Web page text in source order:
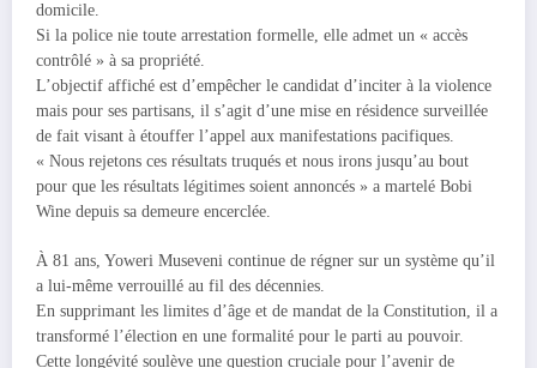
domicile.
Si la police nie toute arrestation formelle, elle admet un « accès
contrôlé » à sa propriété.
L’objectif affiché est d’empêcher le candidat d’inciter à la violence
mais pour ses partisans, il s’agit d’une mise en résidence surveillée
de fait visant à étouffer l’appel aux manifestations pacifiques.
« Nous rejetons ces résultats truqués et nous irons jusqu’au bout
pour que les résultats légitimes soient annoncés » a martelé Bobi
Wine depuis sa demeure encerclée.
À 81 ans, Yoweri Museveni continue de régner sur un système qu’il
a lui-même verrouillé au fil des décennies.
En supprimant les limites d’âge et de mandat de la Constitution, il a
transformé l’élection en une formalité pour le parti au pouvoir.
Cette longévité soulève une question cruciale pour l’avenir de